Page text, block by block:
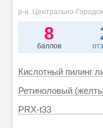
р-н. Центрально-
8
баллов
Кислотный пилинг
Ретиноловый
PRX-t33